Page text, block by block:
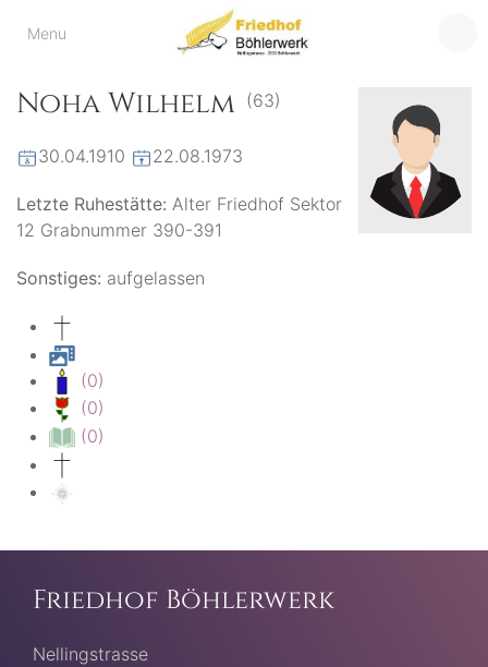
Menu
Friedhof
der virtuelle Friedhof
Noha Wilhelm (63)
30.04.1910 22.08.1973
Letzte Ruhestätte: Alter Friedhof Sektor
12 Grabnummer 390-391
Sonstiges: aufgelassen
(0)
(0)
(0)
Friedhof Böhlerwerk
Nellingstrasse